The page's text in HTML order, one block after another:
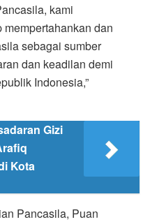
kami
mempertahankan dan
sebagai sumber
dan keadilan demi
Indonesia,”
Gizi
Kota
Pancasila, Puan